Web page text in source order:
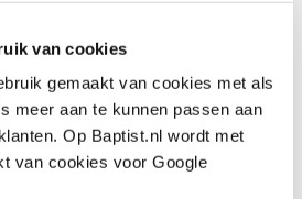
van cookies
gemaakt van cookies met als
meer aan te kunnen passen aan
Op Baptist.nl wordt met
van cookies voor Google
kataba 200 mm/13 tpi
25235
incl. btw
btw